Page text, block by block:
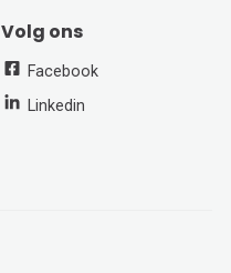
Volg ons
Facebook
Linkedin